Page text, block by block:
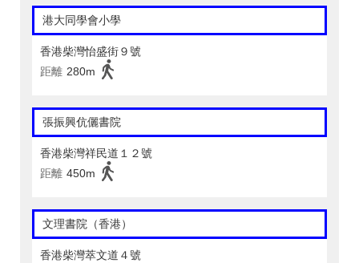
港大同學會小學
香港柴灣怡盛街９號
距離 280m
張振興伉儷書院
香港柴灣祥民道１２號
距離 450m
文理書院（香港）
香港柴灣萃文道４號